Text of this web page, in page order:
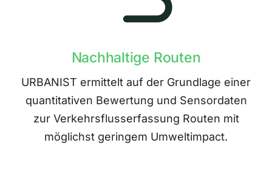
Nachhaltige Routen
URBANIST ermittelt auf der Grundlage einer
quantitativen Bewertung und Sensordaten
zur Verkehrsflusserfassung Routen mit
möglichst geringem Umweltimpact.